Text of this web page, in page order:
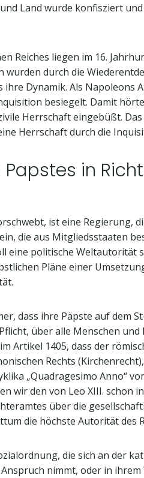
Land wurde konfisziert
Reiches liegen im 16.
durch die
Dynamik. Als
besiegelt. Damit
Herrschaft eingebüßt.
Herrschaft durch die
in
ist eine
die aus Mitgliedsstaaten
eine politische Weltautorität
Pläne einer
dass ihre Päpste auf dem
über alle Menschen
Artikel 1405, dass der
Rechts
„Quadragesimo Anno“
wir den von Leo XIII. schon
über die
die höchste Autorität
die sich an der
nimmt, oder in